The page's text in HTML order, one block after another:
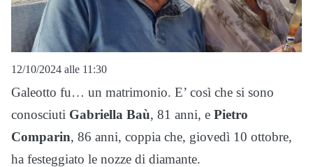
12/10/2024 alle 11:30
Galeotto fu… un matrimonio. E’ così che si sono
conosciuti Gabriella Baù, 81 anni, e Pietro
Comparin, 86 anni, coppia che, giovedì 10 ottobre,
ha festeggiato le nozze di diamante.